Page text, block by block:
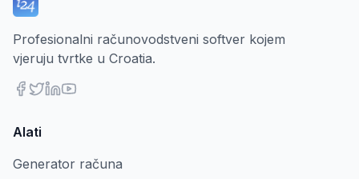
Profesionalni računovodstveni softver kojem
vjeruju tvrtke u Croatia.
Alati
Generator računa